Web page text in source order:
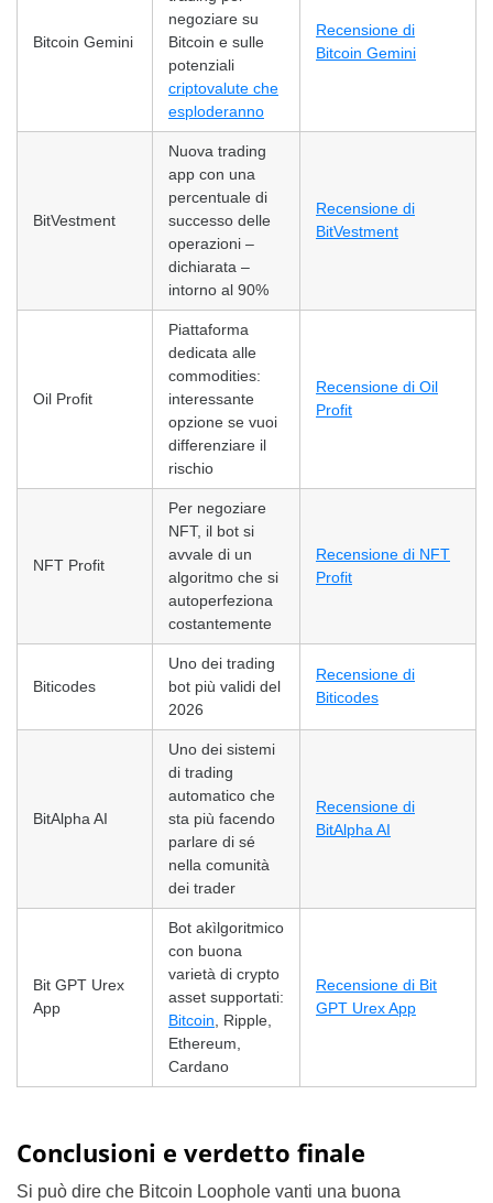
Bitcoin Gemini
negoziare su
Bitcoin e sulle
potenziali
criptovalute che
esploderanno
Recensione di
Bitcoin Gemini
BitVestment
Nuova trading
app con una
percentuale di
successo delle
operazioni –
dichiarata –
intorno al 90%
Recensione di
BitVestment
Oil Profit
Piattaforma
dedicata alle
commodities:
interessante
opzione se vuoi
differenziare il
rischio
Recensione di Oil
Profit
NFT Profit
Per negoziare
NFT, il bot si
avvale di un
algoritmo che si
autoperfeziona
costantemente
Recensione di NFT
Profit
Biticodes
Uno dei trading
bot più validi del
2026
Recensione di
Biticodes
BitAlpha AI
Uno dei sistemi
di trading
automatico che
sta più facendo
parlare di sé
nella comunità
dei trader
Recensione di
BitAlpha AI
Bit GPT Urex
App
Bot akìlgoritmico
con buona
varietà di crypto
asset supportati:
Bitcoin , Ripple,
Ethereum,
Cardano
Recensione di Bit
GPT Urex App
Conclusioni e verdetto finale
Si può dire che Bitcoin Loophole vanti una buona